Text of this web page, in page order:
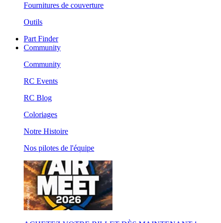
Fournitures de couverture
Outils
Part Finder
Community
Community
RC Events
RC Blog
Coloriages
Notre Histoire
Nos pilotes de l'équipe